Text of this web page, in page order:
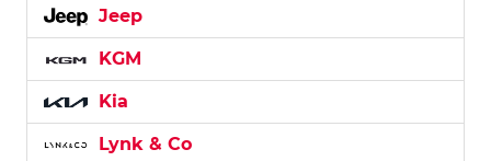
Jeep
KGM
Kia
Lynk & Co